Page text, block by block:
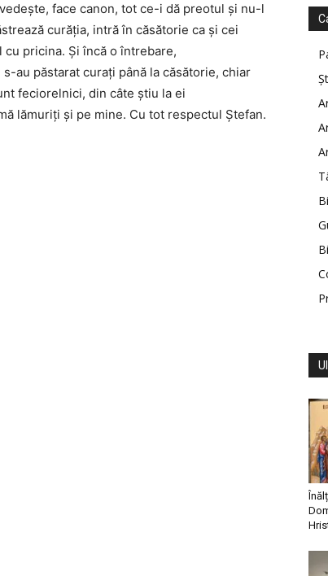
face canon, tot ce-i dă preotul şi nu-l
curăţia, intră în căsătorie ca şi cei
pricina. Şi încă o întrebare,
au păstarat curaţi până la căsătorie, chiar
feciorelnici, din câte ştiu la ei
lămuriţi şi pe mine. Cu tot respectul Ştefan.